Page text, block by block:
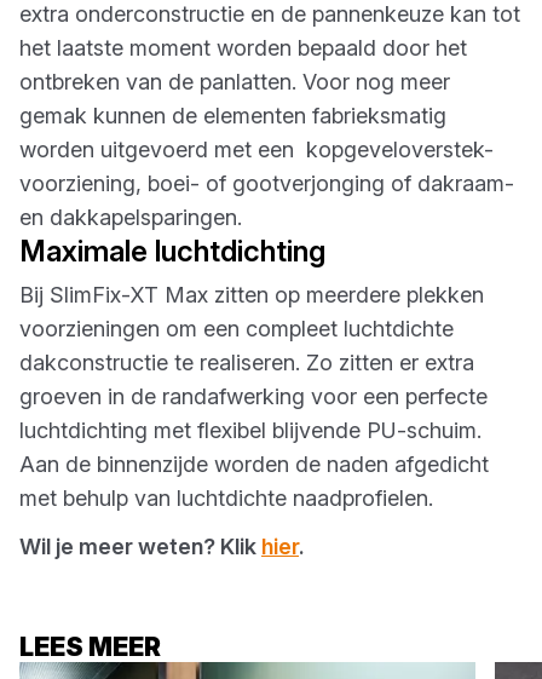
extra onderconstructie en de pannenkeuze kan tot
het laatste moment worden bepaald door het
ontbreken van de panlatten. Voor nog meer
gemak kunnen de elementen fabrieksmatig
worden uitgevoerd met een kopgeveloverstek-
voorziening, boei- of gootverjonging of dakraam-
en dakkapelsparingen.
Maximale luchtdichting
Bij SlimFix-XT Max zitten op meerdere plekken
voorzieningen om een compleet luchtdichte
dakconstructie te realiseren. Zo zitten er extra
groeven in de randafwerking voor een perfecte
luchtdichting met flexibel blijvende PU-schuim.
Aan de binnenzijde worden de naden afgedicht
met behulp van luchtdichte naadprofielen.
Wil je meer weten? Klik hier.
LEES MEER